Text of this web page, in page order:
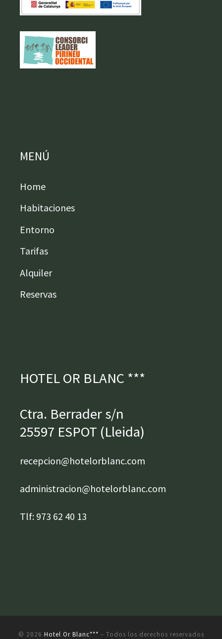
MENÚ
Home
Habitaciones
Entorno
Tarifas
Alquiler
Reservas
HOTEL OR BLANC ***
Ctra. Berrader s/n
25597 ESPOT (Lleida)
recepcion@hotelorblanc.com
administracion@hotelorblanc.com
Tlf: 973 62 40 13
© 2026 Hotel Or Blanc*** – Todos los derechos reservados